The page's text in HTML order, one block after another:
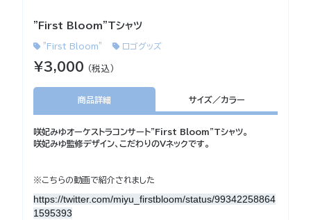
"First Bloom"Tシャツ
”First Bloom” ロゴグッズ
¥3,000 （税込）
商品詳細 サイズ／カラー
咲妃みゆオーケストラコンサート"First Bloom"Tシャツ。
咲妃みゆ監修デザイン、こだわりのVネックです。
※こちらの動画で紹介されました
https://twitter.com/miyu_firstbloom/status/99342258864
1595393